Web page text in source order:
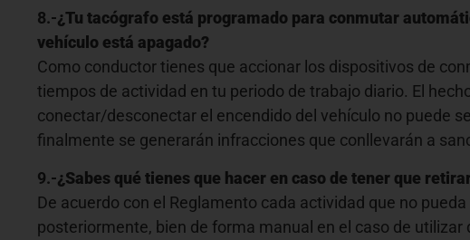
8.-¿Tu tacógrafo está programado para conmutar
vehículo está apagado?
Como conductor tienes que accionar los dispositivos de
tiempos de actividad en tu periodo de trabajo diario. El
conectar/desconectar el encendido del vehículo no puede
finalmente se generarán infracciones que conllevarán a
9.-¿Sabes qué tienes que hacer en caso de tener que
De acuerdo con el Reglamento cada actividad que no
posteriormente, bien de forma manual en el caso de